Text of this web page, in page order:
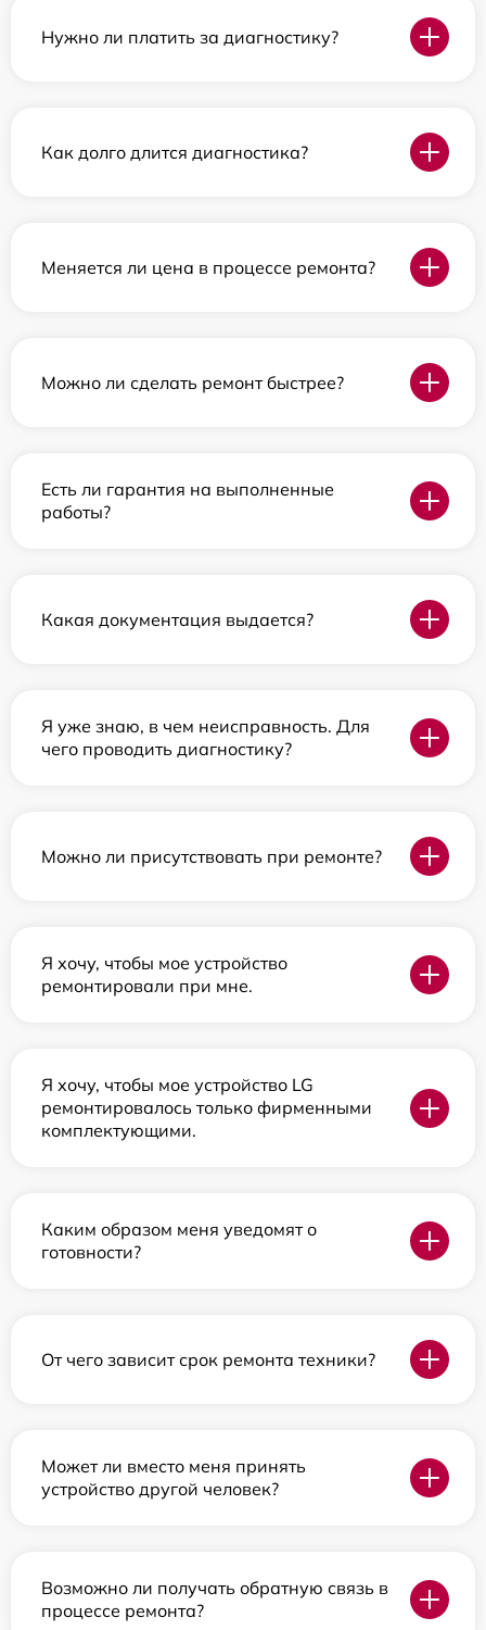
Нужно ли платить за диагностику?
Как долго длится диагностика?
Меняется ли цена в процессе ремонта?
Можно ли сделать ремонт быстрее?
Есть ли гарантия на выполненные
работы?
Какая документация выдается?
Я уже знаю, в чем неисправность. Для
чего проводить диагностику?
Можно ли присутствовать при ремонте?
Я хочу, чтобы мое устройство
ремонтировали при мне.
Я хочу, чтобы мое устройство LG
ремонтировалось только фирменными
комплектующими.
Каким образом меня уведомят о
готовности?
От чего зависит срок ремонта техники?
Может ли вместо меня принять
устройство другой человек?
Возможно ли получать обратную связь в
процессе ремонта?